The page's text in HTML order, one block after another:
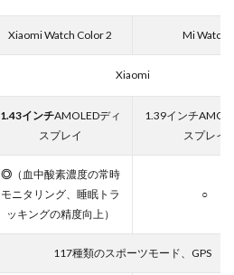
Xiaomi Watch Color 2 Mi Watch
Xiaomi
1.43インチAMOLEDディ
スプレイ
1.39インチ
スプレイ
◎（血中酸素濃度の常時
モニタリング、睡眠トラ
ッキングの精度向上）
○
117種類のスポーツモード、GPS